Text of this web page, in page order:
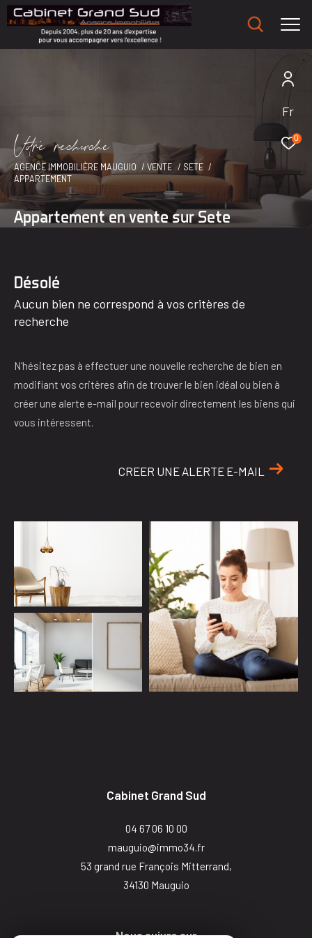
Fr
0
Vore recece
AGENCE IMMOBILIÈRE MAUGUIO VENTE
SETE
APPARTEMENT
Appartement en vente sur Sete
Désolé
Aucun bien ne correspond à vos critères de
recherche
N'hésitez pas à effectuer une nouvelle recherche de bien en
modifiant vos critères afin de trouver le bien idéal ou bien à
créer une alerte e-mail pour recevoir directement les biens qui
vous intéressent.
CREER UNE ALERTE E-MAIL
Cabinet Grand Sud
04 67 06 10 00
mauguio@immo34.fr
53 grand rue François Mitterrand,
34130
mauguio